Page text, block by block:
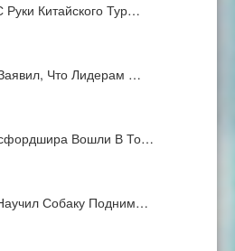
Китайского Тур…
Что Лидерам …
Вошли В То…
Собаку Подним…